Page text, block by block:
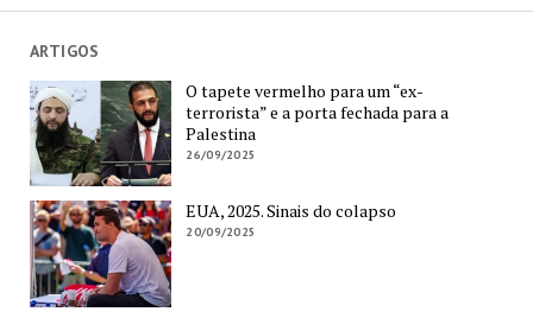
ARTIGOS
O tapete vermelho para um “ex-
terrorista” e a porta fechada para a
Palestina
26/09/2025
EUA, 2025. Sinais do colapso
20/09/2025